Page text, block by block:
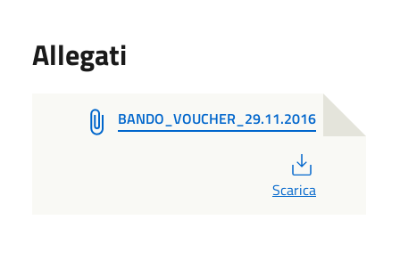
Allegati
BANDO_VOUCHER_29.11.2016
Scarica